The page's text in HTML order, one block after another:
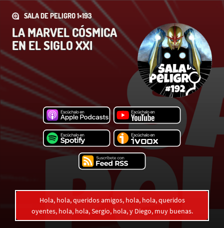
SALA DE PELIGRO 1×193
LA MARVEL CÓSMICA
EN EL SIGLO XXI
Hola, hola, queridos amigos, hola, hola, queridos
oyentes, hola, hola, Sergio, hola, y Diego, muy buenas.